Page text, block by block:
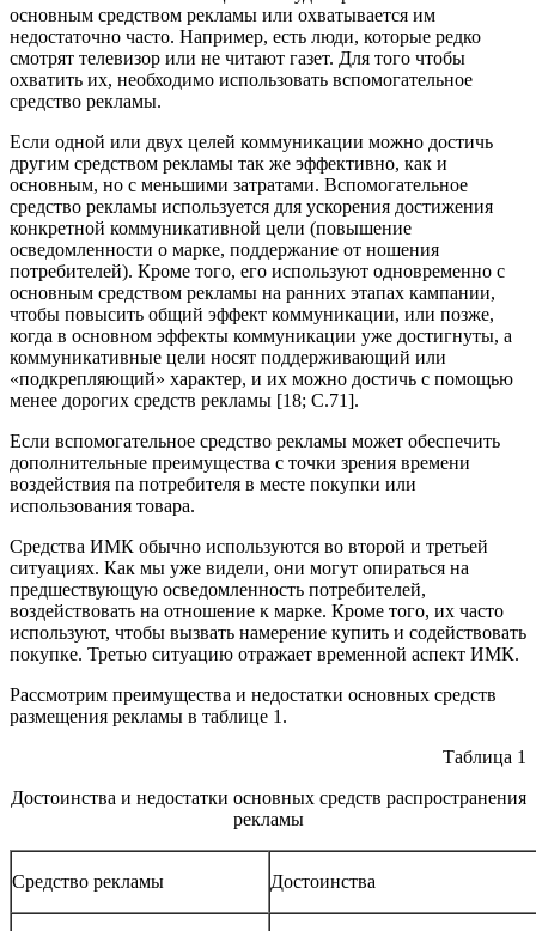
основным средством рекламы или охватывается им
недостаточно часто. Например, есть люди, которые редко
смотрят телевизор или не читают газет. Для того чтобы
охватить их, необходимо использовать вспомогательное
средство рекламы.
Если одной или двух целей коммуникации можно достичь
другим средством рекламы так же эффективно, как и
основным, но с меньшими затратами. Вспомогательное
средство рекламы используется для ускорения достижения
конкретной коммуникативной цели (повышение
осведомленности о марке, поддержание от ношения
потребителей). Кроме того, его используют одновременно с
основным средством рекламы на ранних этапах кампании,
чтобы повысить общий эффект коммуникации, или позже,
когда в основном эффекты коммуникации уже достигнуты, а
коммуникативные цели носят поддерживающий или
«подкрепляющий» характер, и их можно достичь с помощью
менее дорогих средств рекламы [18; С.71].
Если вспомогательное средство рекламы может обеспечить
дополнительные преимущества с точки зрения времени
воздействия па потребителя в месте покупки или
использования товара.
Средства ИМК обычно используются во второй и третьей
ситуациях. Как мы уже видели, они могут опираться на
предшествующую осведомленность потребителей,
воздействовать на отношение к марке. Кроме того, их часто
используют, чтобы вызвать намерение купить и содействовать
покупке. Третью ситуацию отражает временной аспект ИМК.
Рассмотрим преимущества и недостатки основных средств
размещения рекламы в таблице 1.
Таблица 1
Достоинства и недостатки основных средств распространения
рекламы
Средство рекламы Достоинства